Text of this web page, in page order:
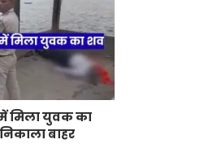
मिला युवक का
बाहर